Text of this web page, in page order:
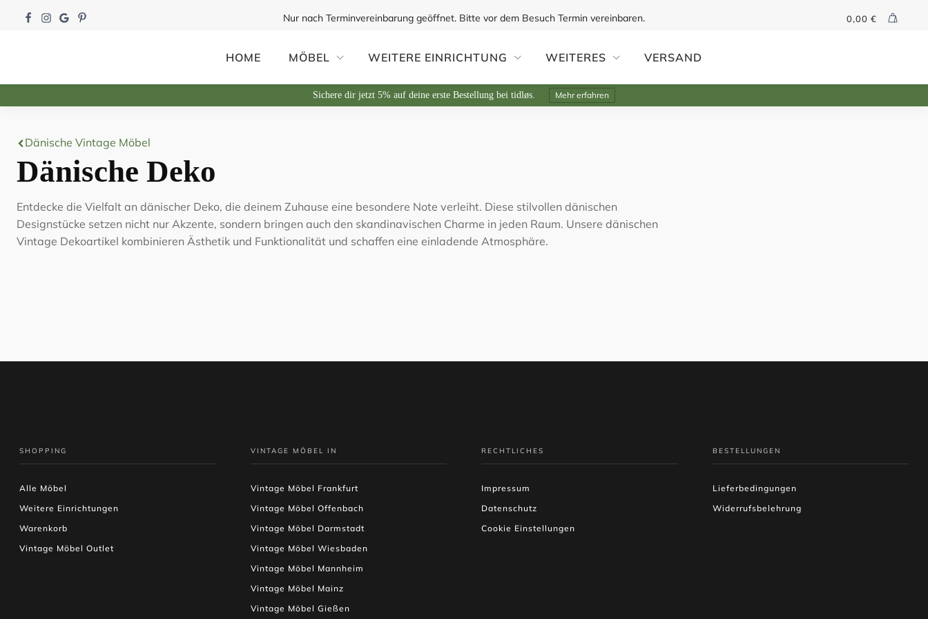
Nur nach Terminvereinbarung geöffnet. Bitte vor dem Besuch Termin vereinbaren. 0,00 €
HOME MÖBEL WEITERE EINRICHTUNG WEITERES VERSAND
Sichere dir jetzt 5% auf deine erste Bestellung bei tidløs. Mehr erfahren
Dänische Vintage Möbel
Dänische Deko
Entdecke die Vielfalt an dänischer Deko, die deinem Zuhause eine besondere Note verleiht. Diese stilvollen dänischen
Designstücke setzen nicht nur Akzente, sondern bringen auch den skandinavischen Charme in jeden Raum. Unsere dänischen
Vintage Dekoartikel kombinieren Ästhetik und Funktionalität und schaffen eine einladende Atmosphäre.
SHOPPING
Alle Möbel
Weitere Einrichtungen
Warenkorb
Vintage Möbel Outlet
VINTAGE MÖBEL IN
Vintage Möbel Frankfurt
Vintage Möbel Offenbach
Vintage Möbel Darmstadt
Vintage Möbel Wiesbaden
Vintage Möbel Mannheim
Vintage Möbel Mainz
Vintage Möbel Gießen
RECHTLICHES
Impressum
Datenschutz
Cookie Einstellungen
BESTELLUNGEN
Lieferbedingungen
Widerrufsbelehrung